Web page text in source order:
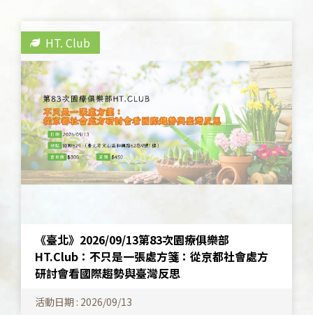
HT. Club
《臺北》2026/09/13第83次園療俱樂部
HT.Club：不只是一張處方箋：從京都社會處方
研討會看國際趨勢與臺灣反思
活動日期 : 2026/09/13